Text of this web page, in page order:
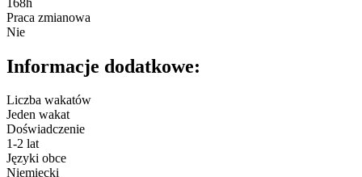
Praca zmianowa
Nie
Informacje dodatkowe:
Liczba wakatów
Jeden wakat
Doświadczenie
1-2 lat
Języki obce
Niemiecki